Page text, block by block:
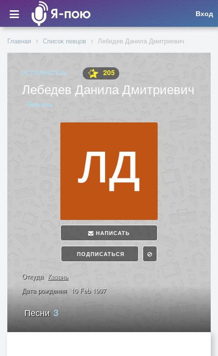
Вход
Главная Список певцов Лебедев Данила Дмитриевич
ИСПОЛНИТЕЛЬ 205
Лебедев Данила Дмитриевич
Пиксель
НАПИСАТЬ
ПОДПИСАТЬСЯ
Откуда Казань
Дата рождения 10 Feb 1997
Песни3